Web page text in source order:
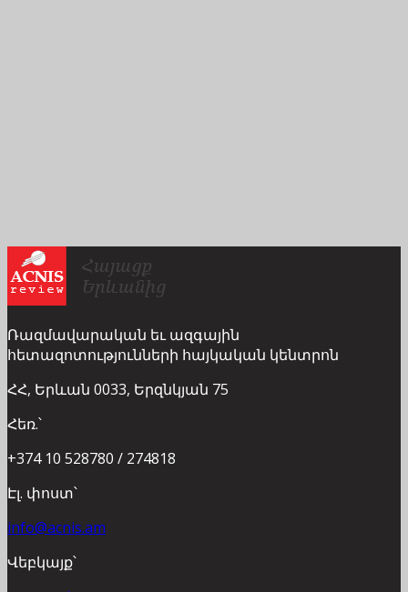
Ռազմավարական եւ ազգային
հետազոտությունների հայկական կենտրոն
ՀՀ, Երևան 0033, Երզնկյան 75
Հեռ.՝
+374 10 528780 / 274818
Էլ. փոստ՝
info@acnis.am
Վեբկայք՝